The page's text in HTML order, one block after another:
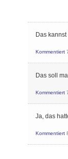
Das
Kommentiert
Das soll
Kommentiert
Ja, das
Kommentiert